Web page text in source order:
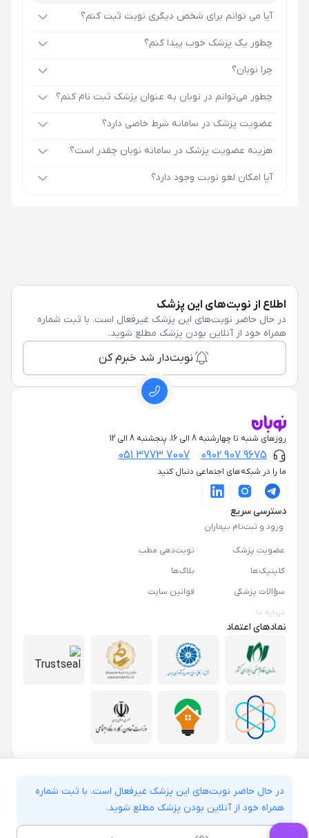
در حال حاضر نوبت‌های این پزشک غیرفعال است. با ثبت شماره
همراه خود از آنلاین بودن پزشک مطلع شوید.
آیا می توانم برای شخص دیگری نوبت ثبت کنم؟
چطور یک پزشک خوب پیدا کنم؟
چرا نوبان؟
چطور می‌توانم در نوبان به عنوان پزشک ثبت نام کنم؟
عضویت پزشک در سامانه شرط خاصی دارد؟
هزینه عضویت پزشک در سامانه نوبان چقدر است؟
آیا امکان لغو نوبت وجود دارد؟
اطلاع از نوبت‌های این پزشک
در حال حاضر نوبت‌های این پزشک غیرفعال است. با ثبت شماره
همراه خود از آنلاین بودن پزشک مطلع شوید.
نوبت‌دار شد خبرم کن
روزهای شنبه تا چهارشنبه 8 الی 16، پنجشنبه 8 الی 12
0902 907 9675
051 3773 7007
ما را در شبکه‌های اجتماعی دنبال کنید
دسترسی سریع
ورود و ثبت‌نام بیماران
عضویت پزشک
نوبت‌دهی مطب
کلینیک‌ها
بلاگ‌ها
سؤالات پزشکی
قوانین سایت
درباره ما
نمادهای اعتماد